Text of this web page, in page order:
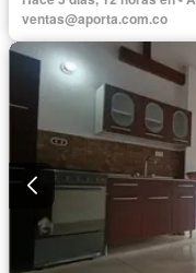
ventas@aporta.com.co